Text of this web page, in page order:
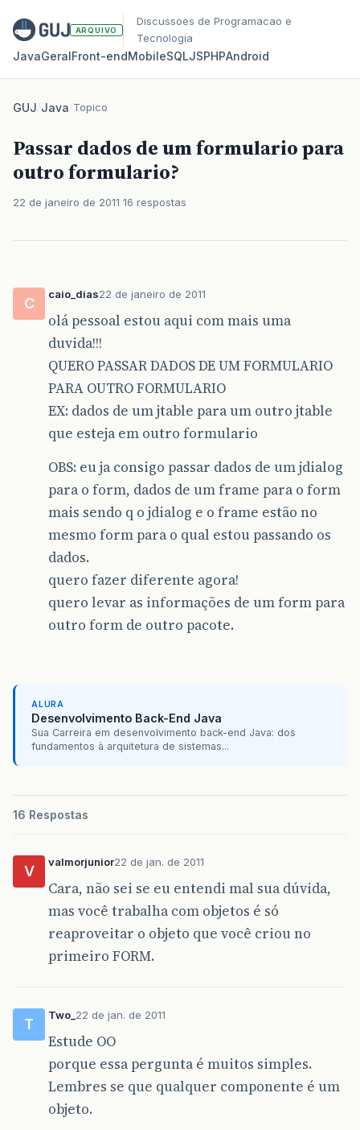
ARQUIVO
Discussoes de Programacao e
Tecnologia
JavaGeralFront‑endMobileSQLJSPHPAndroid
GUJ/Java/Topico
Passar dados de um formulario para
outro formulario?
22 de janeiro de 2011 16 respostas
C
caio_dias22 de janeiro de 2011
olá pessoal estou aqui com mais uma
duvida!!!
QUERO PASSAR DADOS DE UM FORMULARIO
PARA OUTRO FORMULARIO
EX: dados de um jtable para um outro jtable
que esteja em outro formulario
OBS: eu ja consigo passar dados de um jdialog
para o form, dados de um frame para o form
mais sendo q o jdialog e o frame estão no
mesmo form para o qual estou passando os
dados.
quero fazer diferente agora!
quero levar as informações de um form para
outro form de outro pacote.
ALURA
Desenvolvimento Back-End Java
Sua Carreira em desenvolvimento back-end Java: dos
fundamentos à arquitetura de sistemas...
16 Respostas
V
valmorjunior22 de jan. de 2011
Cara, não sei se eu entendi mal sua dúvida,
mas você trabalha com objetos é só
reaproveitar o objeto que você criou no
primeiro FORM.
T
Two_ 22 de jan. de 2011
Estude OO
porque essa pergunta é muitos simples.
Lembres se que qualquer componente é um
objeto.